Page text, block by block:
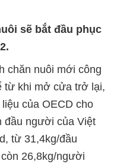
sẽ bắt đầu phục
chăn nuôi mới công
từ khi mở cửa trở lại,
của OECD cho
đầu người của Việt
từ 31,4kg/đầu
26,8kg/người